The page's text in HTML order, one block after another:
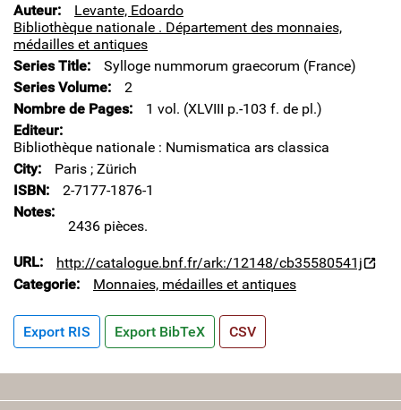
Auteur
Levante, Edoardo
Bibliothèque nationale . Département des monnaies,
médailles et antiques
Series Title
Sylloge nummorum graecorum (France)
Series Volume
2
Nombre de Pages
1 vol. (XLVIII p.-103 f. de pl.)
Editeur
Bibliothèque nationale : Numismatica ars classica
City
Paris ; Zürich
ISBN
2-7177-1876-1
Notes
2436 pièces.
URL
http://catalogue.bnf.fr/ark:/12148/cb35580541j
Categorie
Monnaies, médailles et antiques
Export RIS Export BibTeX CSV